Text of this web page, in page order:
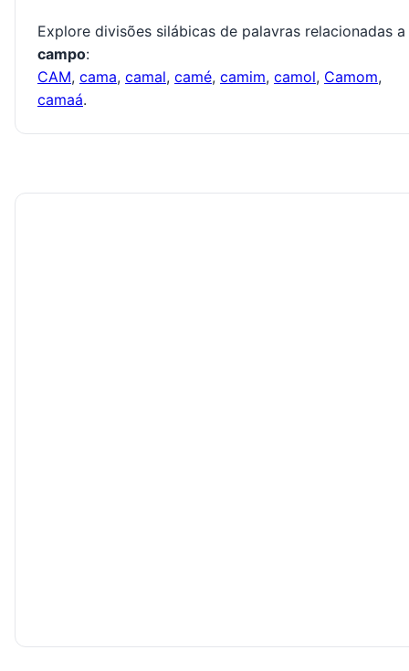
Explore divisões silábicas de palavras relacionadas a
campo:
CAM, cama, camal, camé, camim, camol, Camom,
camaá.